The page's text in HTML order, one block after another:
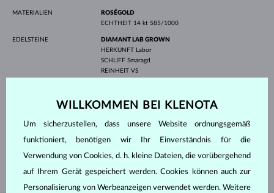
MATERIALIEN
ROSÉGOLD
ECHTHEIT 14 kt 585/1000
EDELSTEINE
DIAMANT LAB GROWN
HERKUNFT
Labor
SCHLIFF Smaragd
REINHEIT VS
HÖHE6.0 mm
7.15 mm
WILLKOMMEN BEI KLENOTA
Um sicherzustellen, dass unsere Website ordnungsgemäß
funktioniert, benötigen wir Ihr Einverständnis für die
Verwendung von Cookies, d. h. kleine Dateien, die vorübergehend
auf Ihrem Gerät gespeichert werden. Cookies können auch zur
Personalisierung von Werbeanzeigen verwendet werden. Weitere